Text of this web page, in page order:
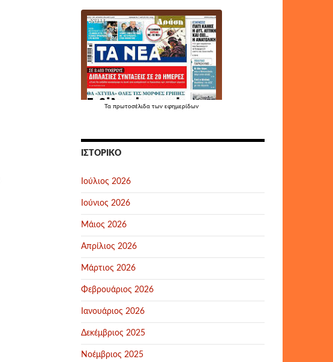
Τα πρωτοσέλιδα των εφημερίδων
ΙΣΤΟΡΙΚΌ
Ιούλιος 2026
Ιούνιος 2026
Μάιος 2026
Απρίλιος 2026
Μάρτιος 2026
Φεβρουάριος 2026
Ιανουάριος 2026
Δεκέμβριος 2025
Νοέμβριος 2025